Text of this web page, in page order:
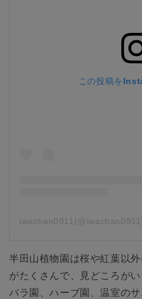
この投稿を
半田山植物園は桜や紅葉以
がたくさんで、見どころが
バラ園、ハーブ園、温室の